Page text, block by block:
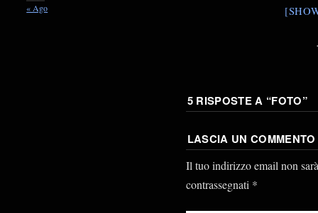
5 RISPOSTE A “FOTO”
LASCIA UN COMMENTO
Il tuo indirizzo email non
contrassegnati *
« Ago